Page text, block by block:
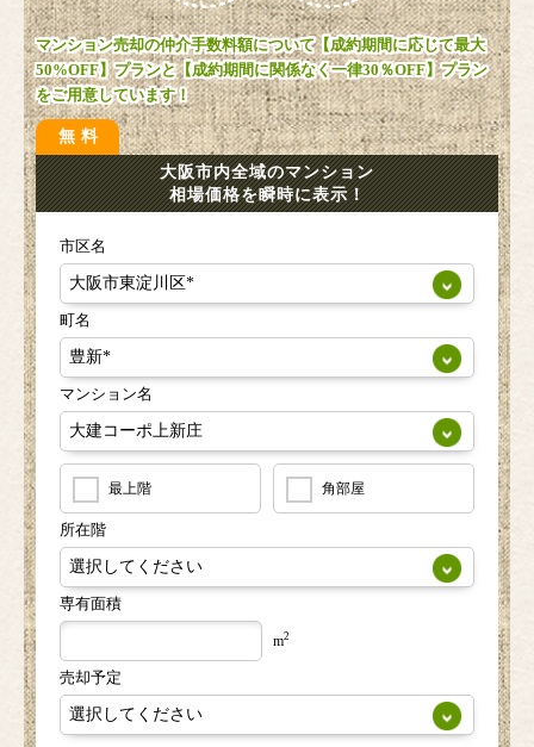
マンション売却の仲介手数料額について【成約期間に応じて最大
50%OFF】プランと【成約期間に関係なく一律30％OFF】プラン
をご用意しています！
無料
大阪市内全域のマンション
相場価格を瞬時に表示！
市区名
町名
マンション名
最上階 角部屋
所在階
専有面積
m2
売却予定